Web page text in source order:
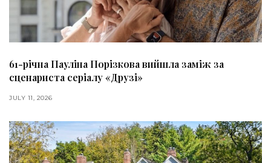
61-річна Пауліна Порізкова вийшла заміж за
сценариста серіалу «Друзі»
JULY 11, 2026